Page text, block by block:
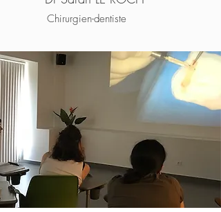
Chirurgien-dentiste